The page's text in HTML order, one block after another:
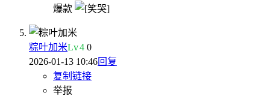
爆款
粽叶加米Lv4 0
2026-01-13 10:46回复
复制链接
举报